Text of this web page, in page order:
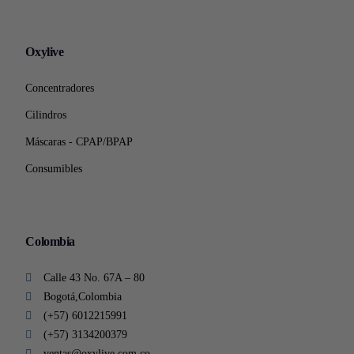
Oxylive
Concentradores
Cilindros
Máscaras - CPAP/BPAP
Consumibles
Colombia
Calle 43 No. 67A – 80
Bogotá,Colombia
(+57) 6012215991
(+57) 3134200379